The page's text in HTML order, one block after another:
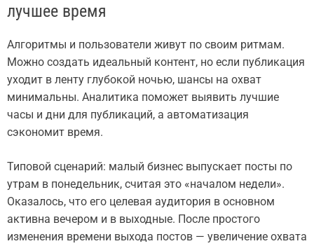
лучшее время
Алгоритмы и пользователи живут по своим ритмам.
Можно создать идеальный контент, но если публикация
уходит в ленту глубокой ночью, шансы на охват
минимальны. Аналитика поможет выявить лучшие
часы и дни для публикаций, а автоматизация
сэкономит время.
Типовой сценарий: малый бизнес выпускает посты по
утрам в понедельник, считая это «началом недели».
Оказалось, что его целевая аудитория в основном
активна вечером и в выходные. После простого
изменения времени выхода постов — увеличение охвата